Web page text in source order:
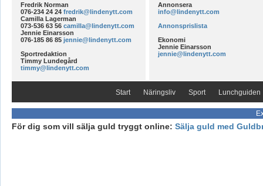
Fredrik Norman
076-234 24 24 fredrik@lindenytt.com
Camilla Lagerman
073-536 63 56 camilla@lindenytt.com
Jennie Einarsson
076-185 86 85 jennie@lindenytt.com
Sportredaktion
Timmy Lundegård
timmy@lindenytt.com
Annonsera
info@lindenytt.com
Annonsprislista
Ekonomi
Jennie Einarsson
jennie@lindenytt.com
Start Näringsliv Sport Lunchguiden
För dig som vill sälja guld tryggt online: Sälja guld med